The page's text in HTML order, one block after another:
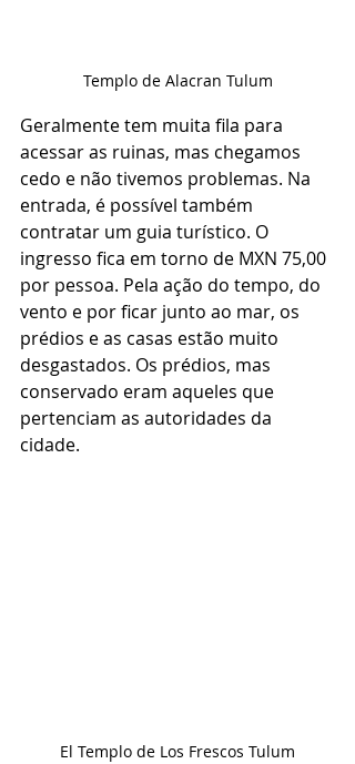
Templo de Alacran Tulum
Geralmente tem muita fila para
acessar as ruinas, mas chegamos
cedo e não tivemos problemas. Na
entrada, é possível também
contratar um guia turístico. O
ingresso fica em torno de MXN 75,00
por pessoa. Pela ação do tempo, do
vento e por ficar junto ao mar, os
prédios e as casas estão muito
desgastados. Os prédios, mas
conservado eram aqueles que
pertenciam as autoridades da
cidade.
El Templo de Los Frescos Tulum